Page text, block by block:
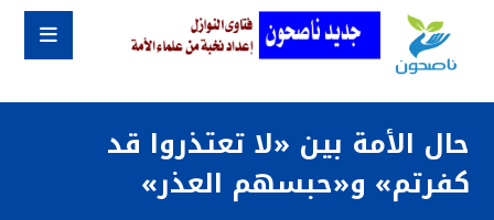
حال الأمة بين «لا تعتذروا قد
كفرتم» و«حبسهم العذر»